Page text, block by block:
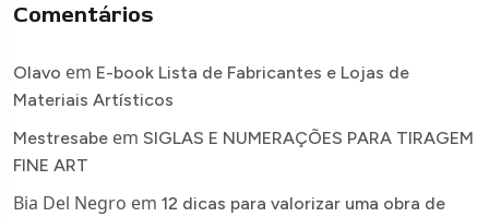
Comentários
Olavo em E-book Lista de Fabricantes e Lojas de
Materiais Artísticos
Mestresabe em SIGLAS E NUMERAÇÕES PARA TIRAGEM
FINE ART
Bia Del Negro em 12 dicas para valorizar uma obra de